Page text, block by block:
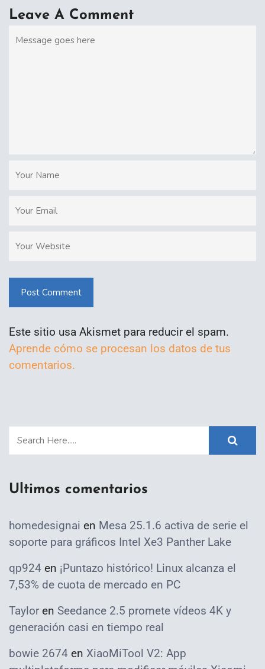
Leave A Comment
Post Comment
Este sitio usa Akismet para reducir el spam.
Aprende cómo se procesan los datos de tus
comentarios.
Ultimos comentarios
homedesignai en Mesa 25.1.6 activa de serie el
soporte para gráficos Intel Xe3 Panther Lake
qp924 en ¡Puntazo histórico! Linux alcanza el
7,53% de cuota de mercado en PC
Taylor en Seedance 2.5 promete vídeos 4K y
generación casi en tiempo real
bowie 2674 en XiaoMiTool V2: App